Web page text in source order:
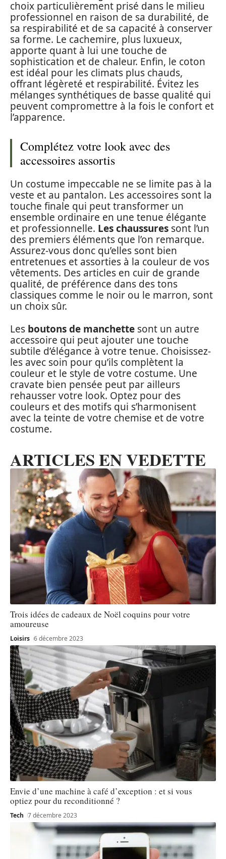
choix particulièrement prisé dans le milieu
professionnel en raison de sa durabilité, de
sa respirabilité et de sa capacité à conserver
sa forme. Le cachemire, plus luxueux,
apporte quant à lui une touche de
sophistication et de chaleur. Enfin, le coton
est idéal pour les climats plus chauds,
offrant légèreté et respirabilité. Évitez les
mélanges synthétiques de basse qualité qui
peuvent compromettre à la fois le confort et
l’apparence.
Complétez votre look avec des
accessoires assortis
Un costume impeccable ne se limite pas à la
veste et au pantalon. Les accessoires sont la
touche finale qui peut transformer un
ensemble ordinaire en une tenue élégante
et professionnelle. Les chaussures sont l’un
des premiers éléments que l’on remarque.
Assurez-vous donc qu’elles sont bien
entretenues et assorties à la couleur de vos
vêtements. Des articles en cuir de grande
qualité, de préférence dans des tons
classiques comme le noir ou le marron, sont
un choix sûr.
Les boutons de manchette sont un autre
accessoire qui peut ajouter une touche
subtile d’élégance à votre tenue. Choisissez-
les avec soin pour qu’ils complètent la
couleur et le style de votre costume. Une
cravate bien pensée peut par ailleurs
rehausser votre look. Optez pour des
couleurs et des motifs qui s’harmonisent
avec la teinte de votre chemise et de votre
costume.
ARTICLES EN VEDETTE
Trois idées de cadeaux de Noël coquins pour votre
amoureuse
Loisirs 6 décembre 2023
Envie d’une machine à café d’exception : et si vous
optiez pour du reconditionné ?
Tech 7 décembre 2023